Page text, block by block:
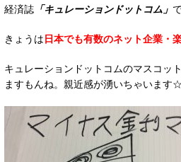
経済誌 「キュレーションドットコム」
きょうは日本でも有数のネット企業・
キュレーションドットコムのマスコッ
ますもんね。親近感が湧いちゃいます☆